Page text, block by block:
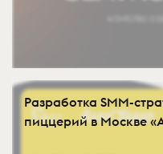
Разработка SMM-
пиццерий в Москве